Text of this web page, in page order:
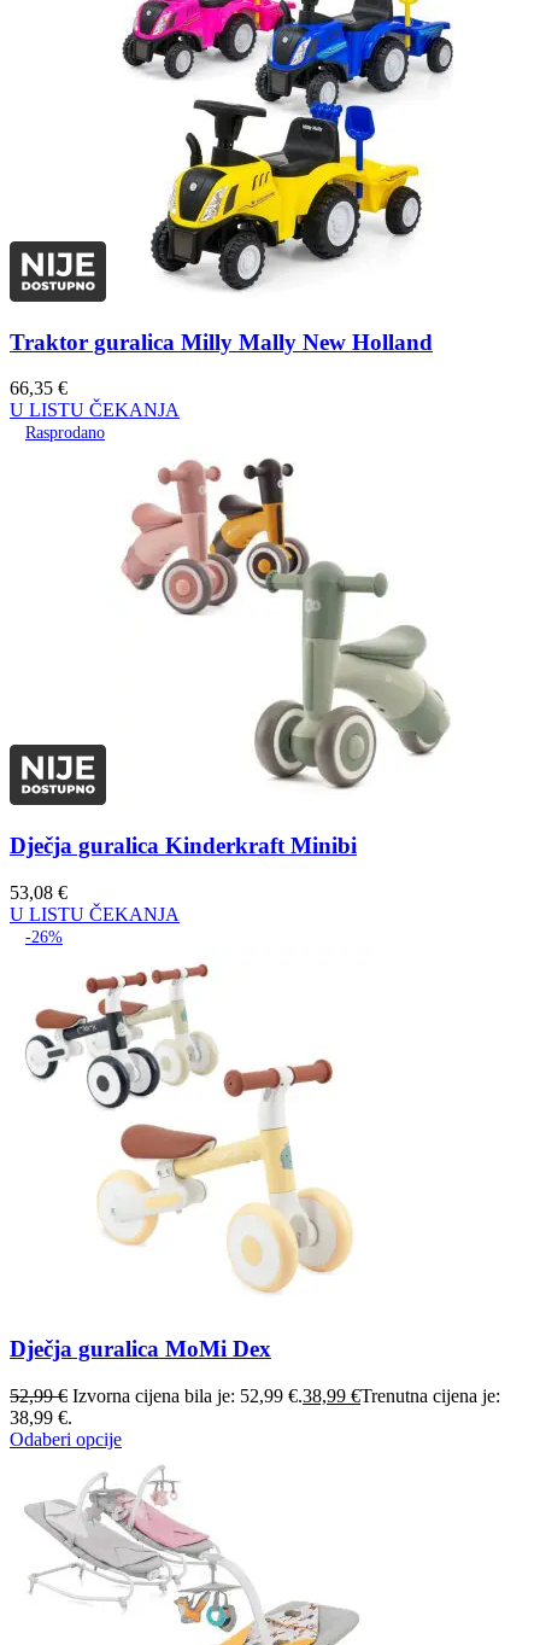
Traktor guralica Milly Mally New Holland
66,35 €
U LISTU ČEKANJA
Rasprodano
Dječja guralica Kinderkraft Minibi
53,08 €
U LISTU ČEKANJA
-26%
Dječja guralica MoMi Dex
52,99€ Izvorna cijena bila je: 52,99 €.38,99 €Trenutna cijena je:
38,99 €.
Odaberi opcije